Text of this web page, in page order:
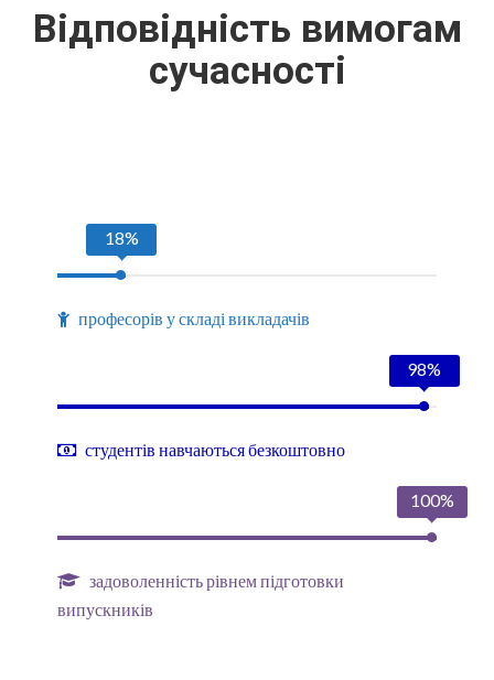
Відповідність вимогам
сучасності
18%
професорів у складі викладачів
98%
студентів навчаються безкоштовно
100%
задоволенність рівнем підготовки
випускників